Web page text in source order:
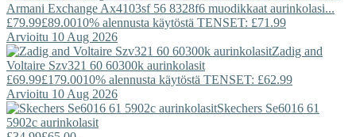
Armani Exchange Ax4103sf 56 8328f6 muodikkaat aurinkolasi...
£79.99£89.0010% alennusta käytöstä TENSET: £71.99
Arvioitu 10 Aug 2026
Zadig and
Voltaire Szv321 60 60300k aurinkolasit
£69.99£179.0010% alennusta käytöstä TENSET: £62.99
Arvioitu 10 Aug 2026
Skechers Se6016 61
5902c aurinkolasit